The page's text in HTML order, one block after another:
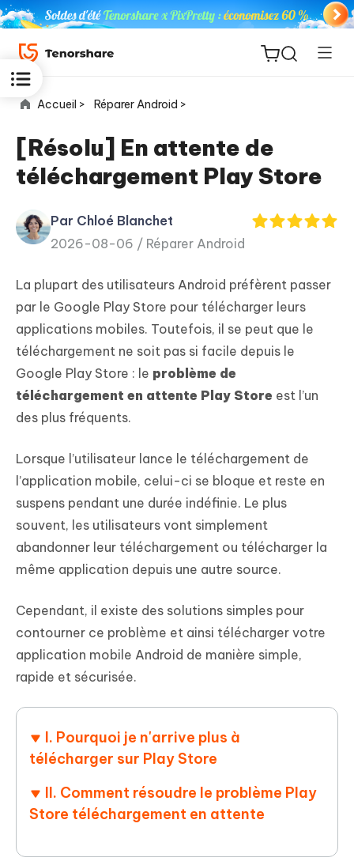
for iOS
PDNob
Editor
iAnyGo
Accueil > Réparer Android >
[Résolu] En attente de
téléchargement Play Store
Par Chloé Blanchet
2026-08-06 / Réparer Android
La plupart des utilisateurs Android préfèrent passer
par le Google Play Store pour télécharger leurs
applications mobiles. Toutefois, il se peut que le
téléchargement ne soit pas si facile depuis le
Google Play Store : le problème de
téléchargement en attente Play Store est l’un
des plus fréquents.
Lorsque l’utilisateur lance le téléchargement de
l’application mobile, celui-ci se bloque et reste en
suspens pendant une durée indéfinie. Le plus
souvent, les utilisateurs vont simplement
abandonner leur téléchargement ou télécharger la
même application depuis une autre source.
Cependant, il existe des solutions simples pour
contourner ce problème et ainsi télécharger votre
application mobile Android de manière simple,
rapide et sécurisée.
I. Pourquoi je n'arrive plus à
télécharger sur Play Store
II. Comment résoudre le problème Play
Store téléchargement en attente